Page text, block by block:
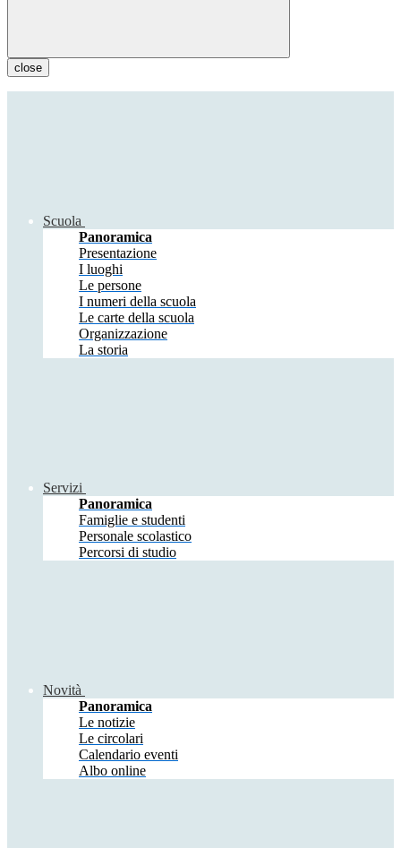
close
Scuola
Panoramica
Presentazione
I luoghi
Le persone
I numeri della scuola
Le carte della scuola
Organizzazione
La storia
Servizi
Panoramica
Famiglie e studenti
Personale scolastico
Percorsi di studio
Novità
Panoramica
Le notizie
Le circolari
Calendario eventi
Albo online